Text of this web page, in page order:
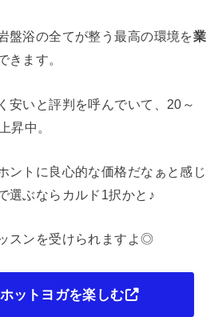
盤浴の全てが整う最高の環境を業
きます。
安いと評判を呼んでいて、20～
昇中。
ントに良心的な価格だなぁと感じ
選ぶならカルド1択かと♪
スンを受けられますよ◎
ットヨガを楽しむ